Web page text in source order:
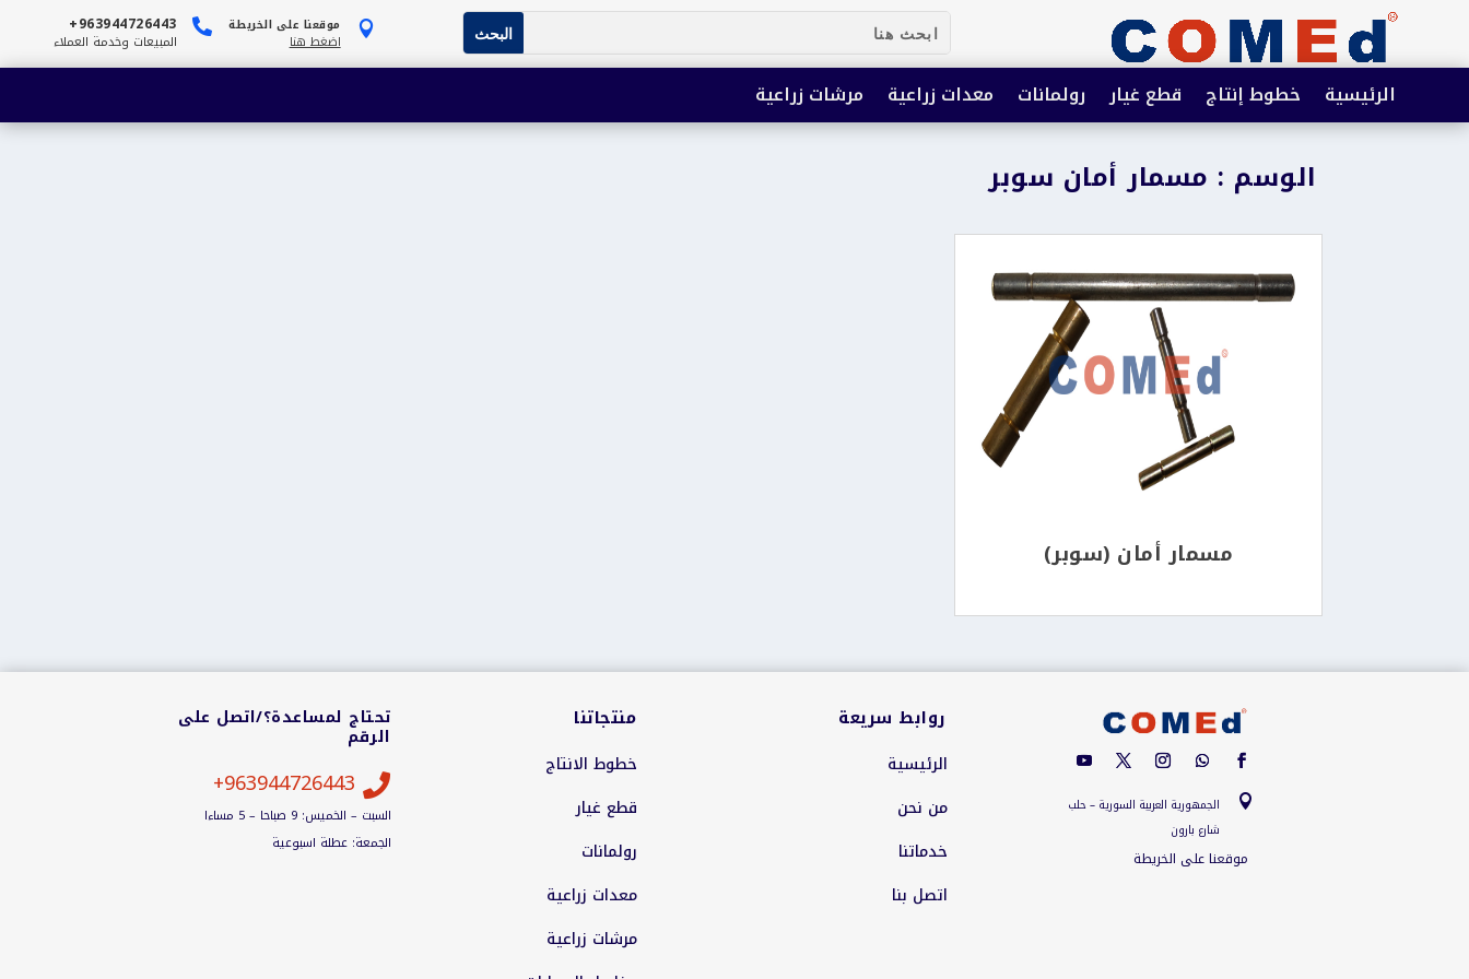
 موقعنا على الخريطة
اضغط هنا

963944726443+
المبيعات وخدمة العملاء
الرئيسية خطوط إنتاج قطع غيار رولمانات معدات زراعية مرشات زراعية
الوسم : مسمار أمان سوبر
مسمار أمان (سوبر)

الجمهورية العربية السورية – حلب
شارع بارون
موقعنا على الخريطة
روابط سريعة
الرئيسية
من نحن
خدماتنا
اتصل بنا
منتجاتنا
خطوط الانتاج
قطع غيار
رولمانات
معدات زراعية
مرشات زراعية
تحتاج لمساعدة؟/اتصل على
الرقم

963944726443+
السبت – الخميس: 9 صباحا – 5 مساءا
الجمعة: عطلة اسبوعية